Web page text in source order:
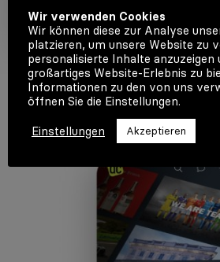
Wir verwenden Cookies
Wir können diese zur Analyse
platzieren, um unsere Website zu
personalisierte Inhalte anzuzeigen
großartiges Website-Erlebnis zu
Informationen zu den von uns
öffnen Sie die Einstellungen.
Einstellungen Akzeptieren